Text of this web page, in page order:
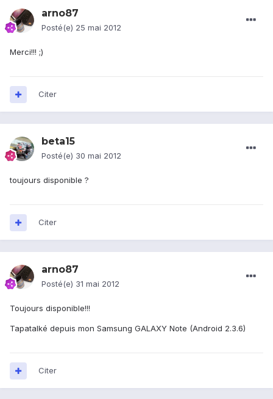
arno87
Posté(e) 25 mai 2012
Merci!!! ;)
Citer
beta15
Posté(e) 30 mai 2012
toujours disponible ?
Citer
arno87
Posté(e) 31 mai 2012
Toujours disponible!!!
Tapatalké depuis mon Samsung GALAXY Note (Android 2.3.6)
Citer